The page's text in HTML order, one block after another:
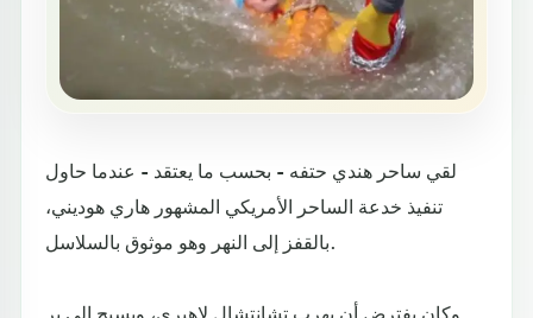
لقي ساحر هندي حتفه - بحسب ما يعتقد - عندما حاول
تنفيذ خدعة الساحر الأمريكي المشهور هاري هوديني،
بالقفز إلى النهر وهو موثوق بالسلاسل.
وكان يفترض أن يهرب تشانتشال لاهيري، ويسبح إلى بر